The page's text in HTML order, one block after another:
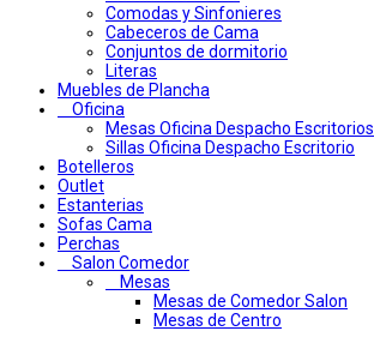
Comodas y Sinfonieres
Cabeceros de Cama
Conjuntos de dormitorio
Literas
Muebles de Plancha
Oficina
Mesas Oficina Despacho Escritorios
Sillas Oficina Despacho Escritorio
Botelleros
Outlet
Estanterias
Sofas Cama
Perchas
Salon Comedor
Mesas
Mesas de Comedor Salon
Mesas de Centro